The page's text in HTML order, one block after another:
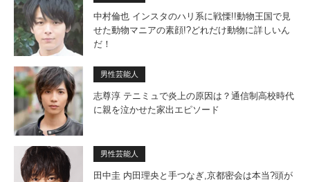
中村倫也 インスタのハリ系に戦慄!!動物王国で見
せた動物マニアの素顔!?どれだけ動物に詳しいん
だ！
男性芸能人
志尊淳 テニミュで炎上の原因は？通信制高校時代
に親を泣かせた家出エピソード
男性芸能人
田中圭 内田理央と手つなぎ,京都密会は本当?頭が